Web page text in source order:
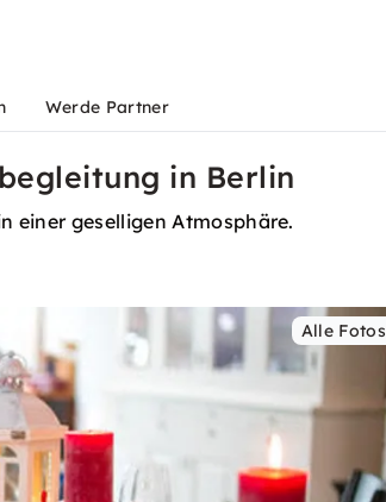
Werde Partner
in Berlin
einer geselligen Atmosphäre.
Alle Fotos